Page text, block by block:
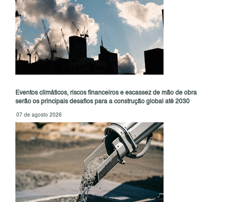
Eventos climáticos, riscos financeiros e escassez de mão de obra
serão os principais desafios para a construção global até 2030
07 de agosto 2026